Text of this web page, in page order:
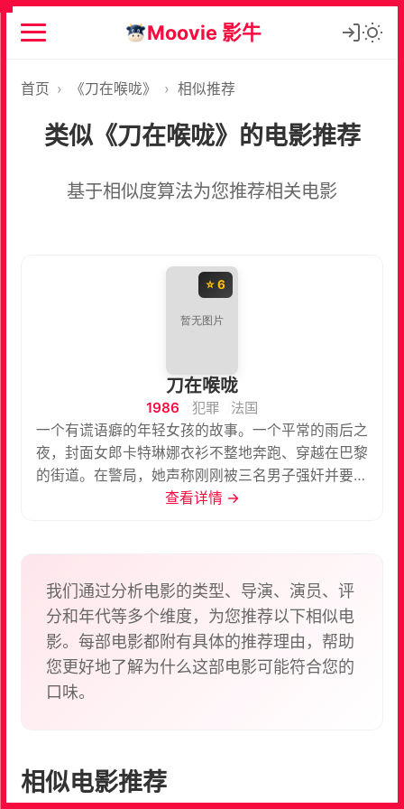
Moovie 影牛
首页 › 《刀在喉咙》 › 相似推荐
类似《刀在喉咙》的电影推荐
基于相似度算法为您推荐相关电影
⭐ 6
刀在喉咙
1986 犯罪
法国
一个有谎语癖的年轻女孩的故事。一个平常的雨后之
夜，封面女郎卡特琳娜衣衫不整地奔跑、穿越在巴黎
的街道。在警局，她声称刚刚被三名男子强奸并要求
保护。这是一件让所有警员笑掉大牙且无所适从的事
查看详情 →
我们通过分析电影的类型、导演、演员、评
分和年代等多个维度，为您推荐以下相似电
影。每部电影都附有具体的推荐理由，帮助
您更好地了解为什么这部电影可能符合您的
口味。
相似电影推荐